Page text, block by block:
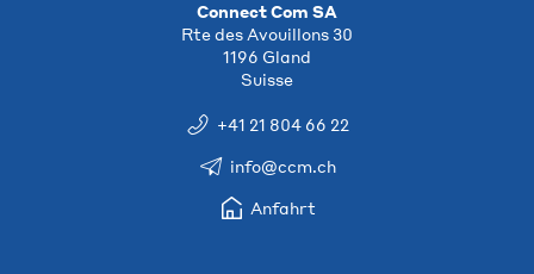
Connect Com SA
Rte des Avouillons 30
1196 Gland
Suisse
+41 21 804 66 22
info@ccm.ch
Anfahrt